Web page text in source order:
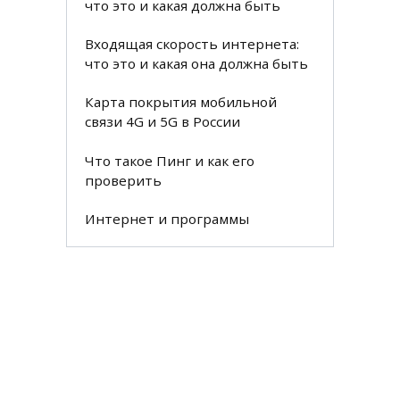
что это и какая должна быть
Входящая скорость интернета:
что это и какая она должна быть
Карта покрытия мобильной
связи 4G и 5G в России
Что такое Пинг и как его
проверить
Интернет и программы